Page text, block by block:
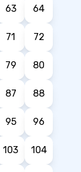
63 64
71 72
79 80
87 88
95 96
103 104